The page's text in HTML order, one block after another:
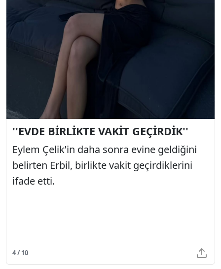
''EVDE BİRLİKTE VAKİT GEÇİRDİK''
Eylem Çelik’in daha sonra evine geldiğini
belirten Erbil, birlikte vakit geçirdiklerini
ifade etti.
4 / 10